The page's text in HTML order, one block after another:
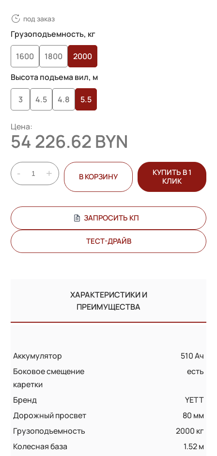
под заказ
Грузоподъемность, кг
1600 1800
2000
Высота подъема вил, м
3 4.5 4.8 5.5
Цена:
54 226.62 BYN
- + В КОРЗИНУ
КУПИТЬ В 1
КЛИК
ЗАПРОСИТЬ КП
ТЕСТ-ДРАЙВ
ХАРАКТЕРИСТИКИ И
ПРЕИМУЩЕСТВА
Аккумулятор
510 Ач
Боковое смещение
каретки
есть
Бренд
YETT
Дорожный просвет
80 мм
Грузоподъемность
2000 кг
Колесная база
1.52 м